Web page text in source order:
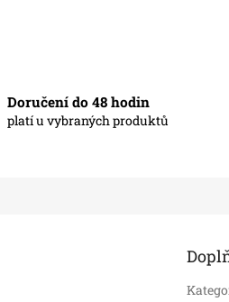
Doručení do 48 hodin
platí u vybraných produktů